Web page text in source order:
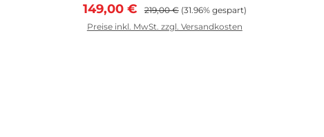
Verkaufspreis:
149,00 € Regulärer Preis:
219,00 € (31.96% gespart)
Preise inkl. MwSt. zzgl. Versandkosten